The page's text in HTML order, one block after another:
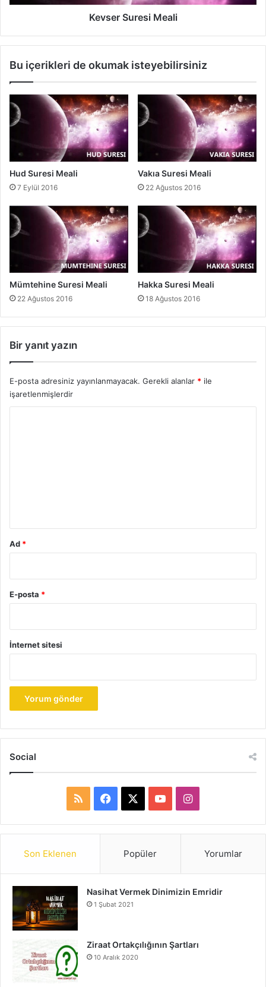
r
e
i
Kevser Suresi Meali
Bu içerikleri de okumak isteyebilirsiniz
Hud Suresi Meali
7 Eylül 2016
Vakıa Suresi Meali
22 Ağustos 2016
Mümtehine Suresi Meali
22 Ağustos 2016
Hakka Suresi Meali
18 Ağustos 2016
Bir yanıt yazın
E-posta adresiniz yayınlanmayacak. Gerekli alanlar * ile
işaretlenmişlerdir
Ad *
E-posta *
İnternet sitesi
Social
S
a
b
o
o
u
e
I
n
a
r
Son Eklenen Popüler Yorumlar
Nasihat Vermek Dinimizin Emridir
1 Şubat 2021
Ziraat Ortakçılığının Şartları
10 Aralık 2020